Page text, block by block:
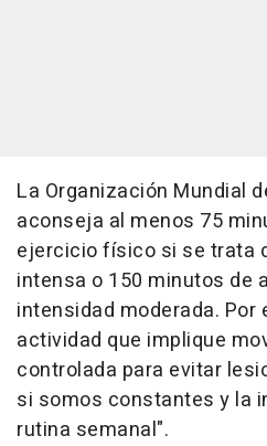
La Organización Mundial
aconseja al menos 75
ejercicio físico si se trata
intensa o 150 minutos de
intensidad moderada. Por
actividad que implique
controlada para evitar
si somos constantes y la
rutina semanal".